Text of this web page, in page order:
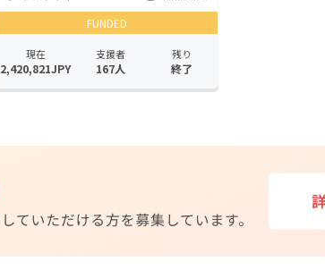
FUNDED
現在
2,420,821JPY
支援者
167人
残り
終了